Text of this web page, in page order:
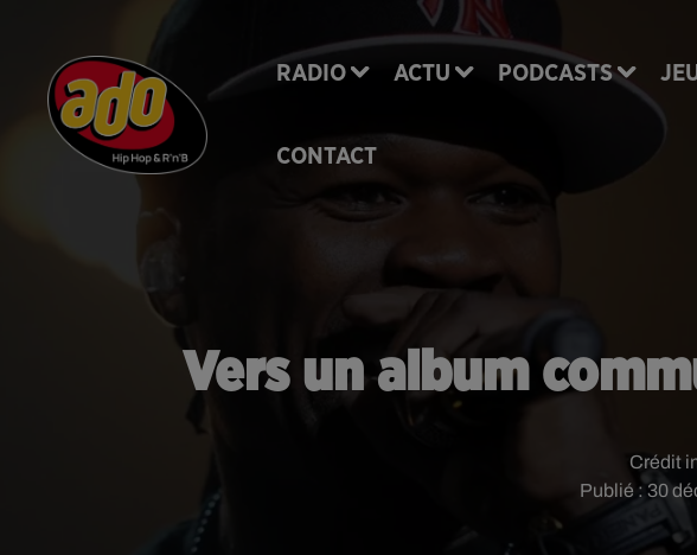
RADIO ACTU PODCASTS
CONTACT
Vers un album
Publié : 30
Crédit